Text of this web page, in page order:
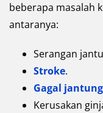
beberapa masalah
antaranya:
Serangan
Stroke.
Gagal jantung
Kerusakan